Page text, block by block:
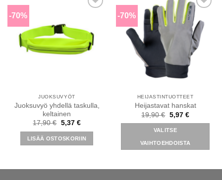
-70%
JUOKSUVYÖT
Juoksuvyö yhdellä taskulla,
keltainen
17,90€ Alkuperäinen
oli:
17,90 €.
5,37 €Nykyinen
on:
5,37 €.
LISÄÄ OSTOSKORIIN
-70%
Lisää
toivomuslistalle
HEIJASTINTUOTTEET
Heijastavat hanskat
19,90€ Alkuperäinen
hinta
oli:
19,90 €.
5,97 €Nykyinen
VALITSE
VAIHTOEHDOISTA